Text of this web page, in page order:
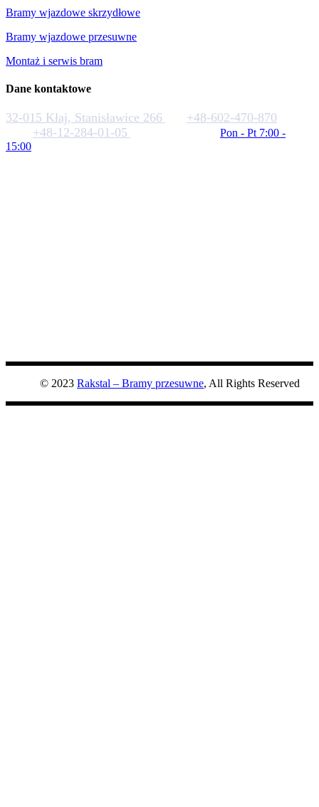
Bramy wjazdowe skrzydłowe
Bramy wjazdowe przesuwne
Montaż i serwis bram
Dane kontaktowe
32-015 Kłaj, Stanisławice 266
+48-602-470-870
+48-12-284-01-05
Pon - Pt 7:00 -
15:00
© 2023 Rakstal – Bramy przesuwne, All Rights Reserved